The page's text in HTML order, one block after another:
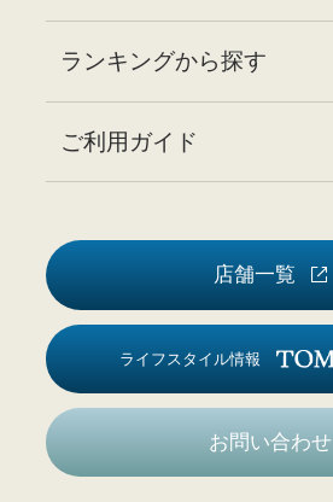
ランキングから探す
ご利用ガイド
店舗一覧
ライフスタイル情報
お問い合わせ